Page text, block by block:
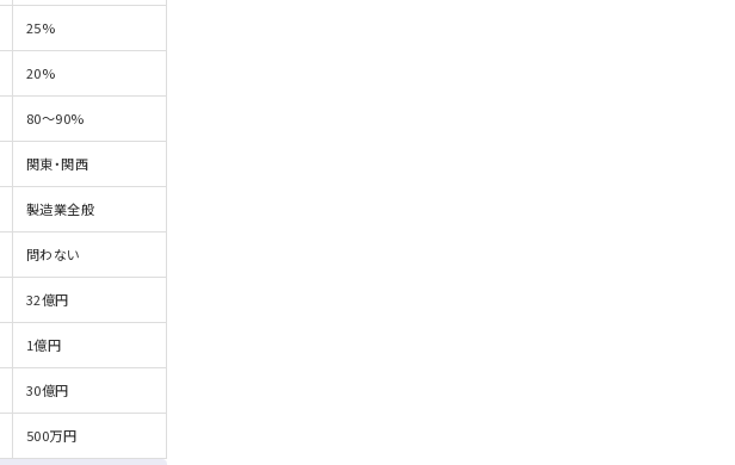
25%
20%
80～90%
関東・関西
製造業全般
問わない
32億円
1億円
30億円
500万円